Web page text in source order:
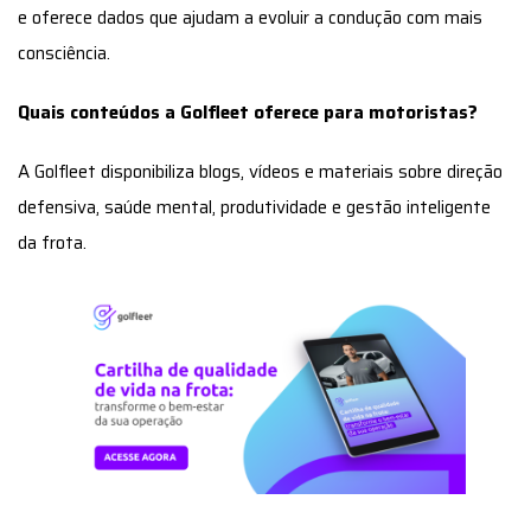
e oferece dados que ajudam a evoluir a condução com mais
consciência.
Quais conteúdos a Golfleet oferece para motoristas?
A Golfleet disponibiliza blogs, vídeos e materiais sobre direção
defensiva, saúde mental, produtividade e gestão inteligente
da frota.